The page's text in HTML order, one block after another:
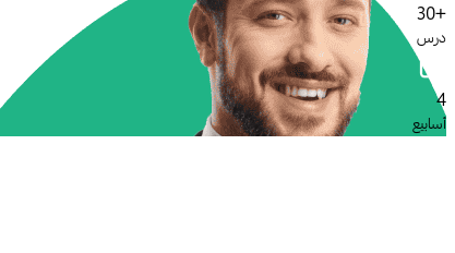
+30
درس
4
أسابيع